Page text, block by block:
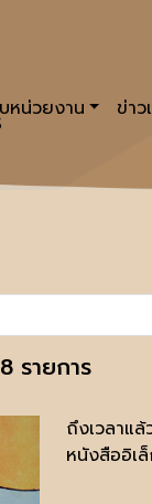
หน่วยงาน ข่าว
รายการ
ถึงเวลาแล้
หนังสืออิเ